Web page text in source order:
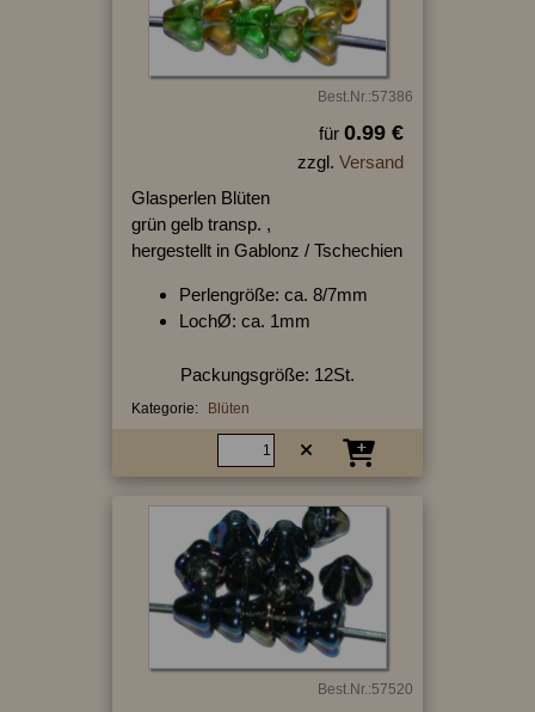
Best.Nr.:57386
für 0.99 €
zzgl. Versand
Glasperlen Blüten
grün gelb transp. ,
hergestellt in Gablonz / Tschechien
Perlengröße: ca. 8/7mm
LochØ: ca. 1mm
Packungsgröße: 12St.
Kategorie: Blüten
Best.Nr.:57520